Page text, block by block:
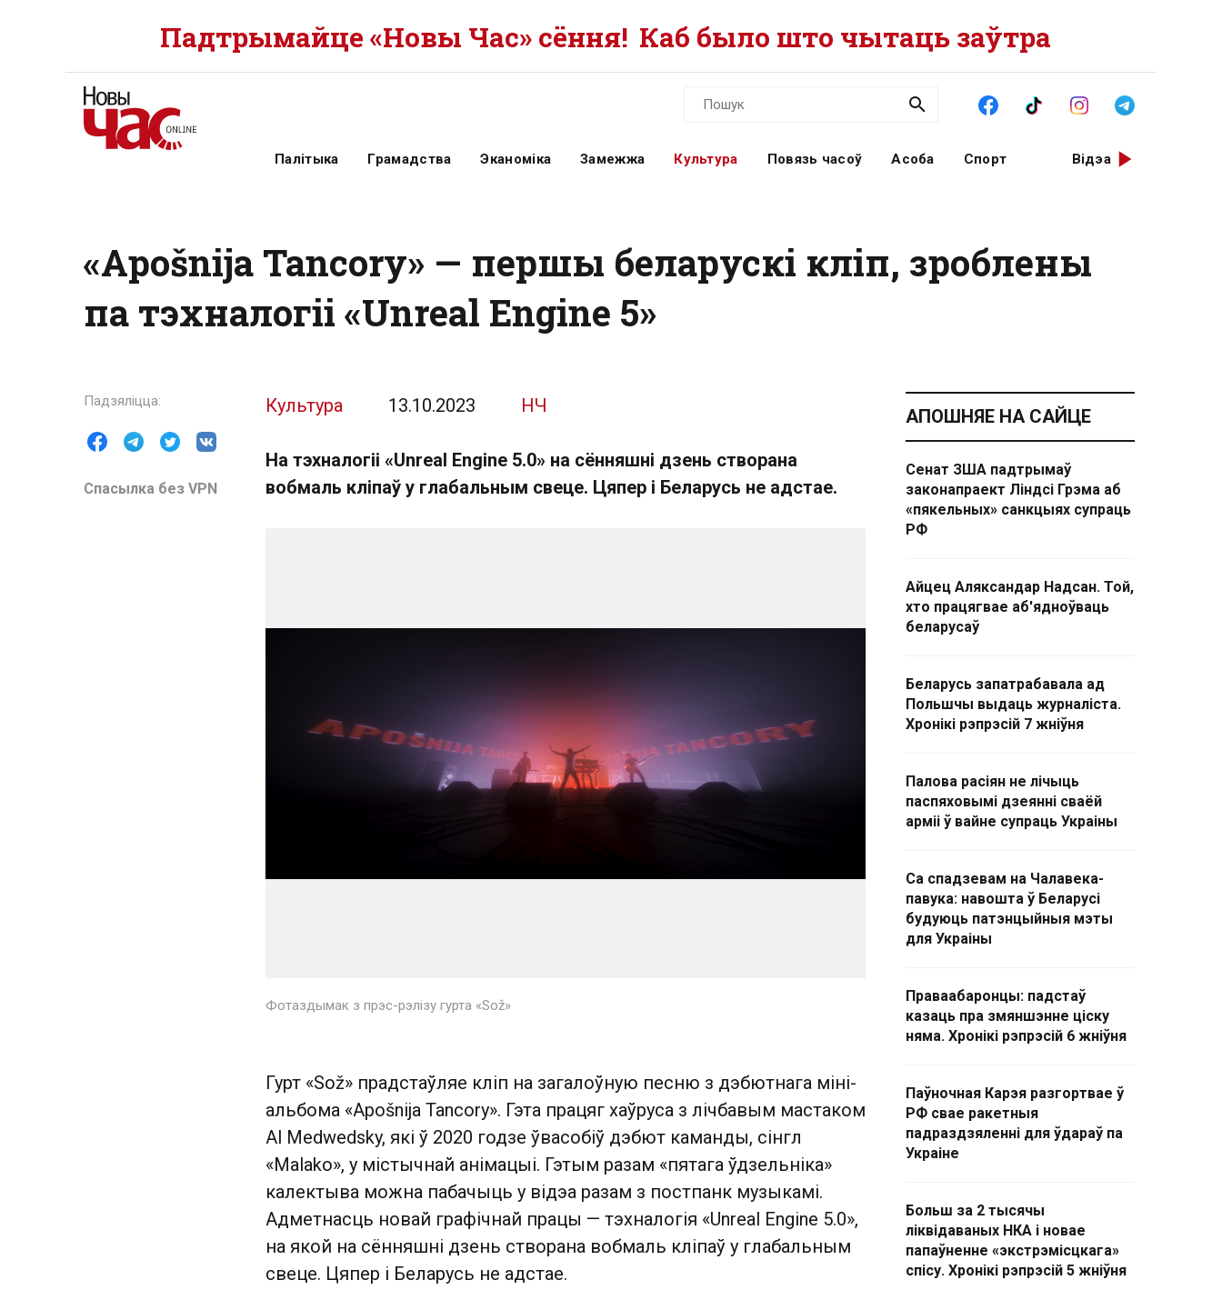
Падтрымайце «Новы Час» сёння! Каб было што чытаць заўтра
Палітыка Грамадства Эканоміка Замежжа Культура Повязь часоў Асоба Спорт Відэа
«Apošnija Tancory» — першы беларускі кліп, зроблены
па тэхналогіі «Unreal Engine 5»
Спасылка без VPN
Культура 13.10.2023 НЧ
На тэхналогіі «Unreal Engine 5.0» на сённяшні дзень створана
вобмаль кліпаў у глабальным свеце. Цяпер і Беларусь не адстае.
Фотаздымак з прэс-рэлізу гурта «Sož»
Гурт «Sož» прадстаўляе кліп на загалоўную песню з дэбютнага міні-
альбома «Apošnija Tancory». Гэта працяг хаўруса з лічбавым мастаком
Al Medwedsky, які ў 2020 годзе ўвасобіў дэбют каманды, сінгл
«Malako», у містычнай анімацыі. Гэтым разам «пятага ўдзельніка»
калектыва можна пабачыць у відэа разам з постпанк музыкамі.
Адметнасць новай графічнай працы — тэхналогія «Unreal Engine 5.0»,
на якой на сённяшні дзень створана вобмаль кліпаў у глабальным
свеце. Цяпер і Беларусь не адстае.
АПОШНЯЕ НА САЙЦЕ
Сенат ЗША падтрымаў
законапраект Ліндсі Грэма аб
«пякельных» санкцыях супраць
РФ
Айцец Аляксандар Надсан. Той,
хто працягвае аб'ядноўваць
беларусаў
Беларусь запатрабавала ад
Польшчы выдаць журналіста.
Хронікі рэпрэсій 7 жніўня
Палова расіян не лічыць
паспяховымі дзеянні сваёй
арміі ў вайне супраць Украіны
Са спадзевам на Чалавека-
павука: навошта ў Беларусі
будуюць патэнцыйныя мэты
для Украіны
Праваабаронцы: падстаў
казаць пра змяншэнне ціску
няма. Хронікі рэпрэсій 6 жніўня
Паўночная Карэя разгортвае ў
РФ свае ракетныя
падраздзяленні для ўдараў па
Украіне
Больш за 2 тысячы
ліквідаваных НКА і новае
папаўненне «экстрэмісцкага»
спісу. Хронікі рэпрэсій 5 жніўня